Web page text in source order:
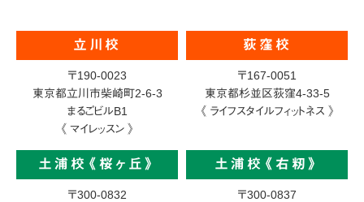
立川校
〒190-0023
東京都立川市柴崎町2-6-3
まるごビルB1
《 マイレッスン 》
荻窪校
〒167-0051
東京都杉並区荻窪4-33-5
《 ライフスタイルフィットネス 》
土浦校《桜ヶ丘》
〒300-0832
土浦校《右籾》
〒300-0837